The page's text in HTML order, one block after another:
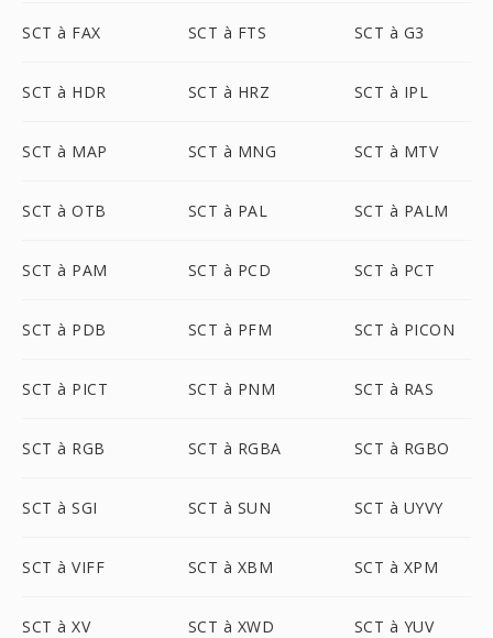
SCT à FAX SCT à FTS SCT à G3
SCT à HDR SCT à HRZ SCT à IPL
SCT à MAP SCT à MNG SCT à MTV
SCT à OTB SCT à PAL SCT à PALM
SCT à PAM SCT à PCD SCT à PCT
SCT à PDB SCT à PFM SCT à PICON
SCT à PICT SCT à PNM SCT à RAS
SCT à RGB SCT à RGBA SCT à RGBO
SCT à SGI SCT à SUN SCT à UYVY
SCT à VIFF SCT à XBM SCT à XPM
SCT à XV SCT à XWD SCT à YUV